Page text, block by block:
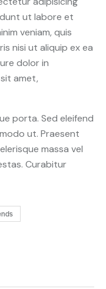
ut labore et
veniam, quis
nisi ut aliquip ex ea
dolor in
amet,
porta. Sed eleifend
ut. Praesent
massa vel
Curabitur